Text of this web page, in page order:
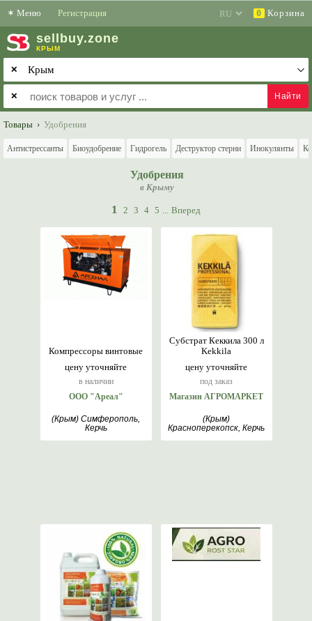
✶ Меню Регистрация 0 Корзина
sell buy.zone
КРЫМ
✕
✕
Товары › Удобрения
Антистрессанты Биоудобрение Гидрогель Деструктор стерни Инокулянты
Удобрения
в Крыму
1 2 3 4 5 ... Вперед
цену уточняйте
в наличии
Компрессоры винтовые
ООО "Ареал"
(Крым) Симферополь,
Керчь
цену уточняйте
под заказ
Субстрат Кеккила 300 л
Kekkila
Магазин АГРОМАРКЕТ
(Крым)
Красноперекопск, Керчь